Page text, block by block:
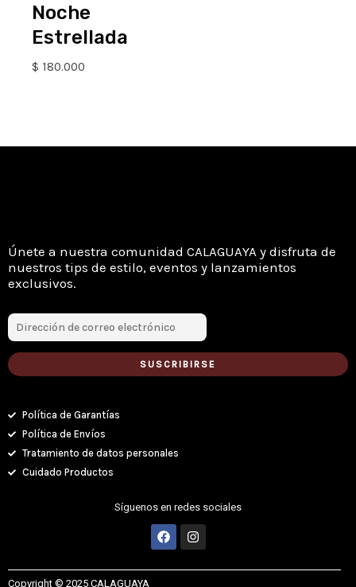
Noche
Estrellada
$ 180.000
Únete a nuestra comunidad CALAGUAYA y disfruta de
nuestros tips de estilo, eventos y lanzamientos
exclusivos.
Política de Garantías
Política de Envíos
Tratamiento de datos personales
Cuidado Productos
Síguenos en redes sociales
F
a
e
I
n
t
Copyright © 2025 CALAGUAYA